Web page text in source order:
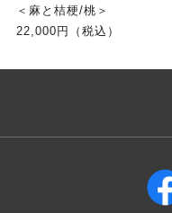
＜麻と桔梗/桃＞
22,000円（税込）